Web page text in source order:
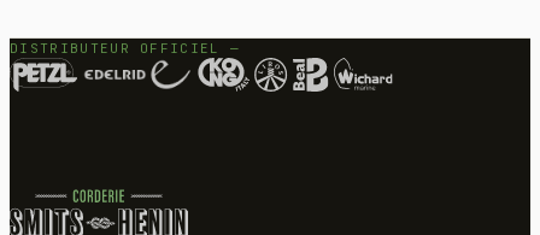
DISTRIBUTEUR OFFICIEL —